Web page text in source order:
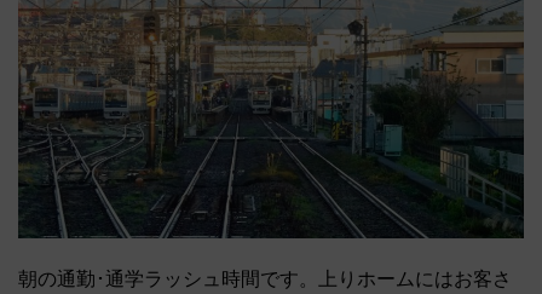
朝の通勤･通学ラッシュ時間です。上りホームにはお客さ